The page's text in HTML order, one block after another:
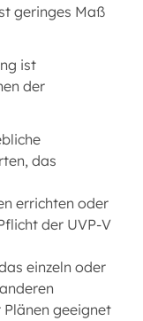
geringes Maß
ist
der
das
errichten oder
der UVP-V
einzeln oder
geeignet